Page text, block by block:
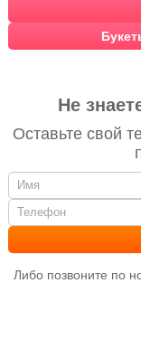
Не
Оставьте свой
Либо позвоните по